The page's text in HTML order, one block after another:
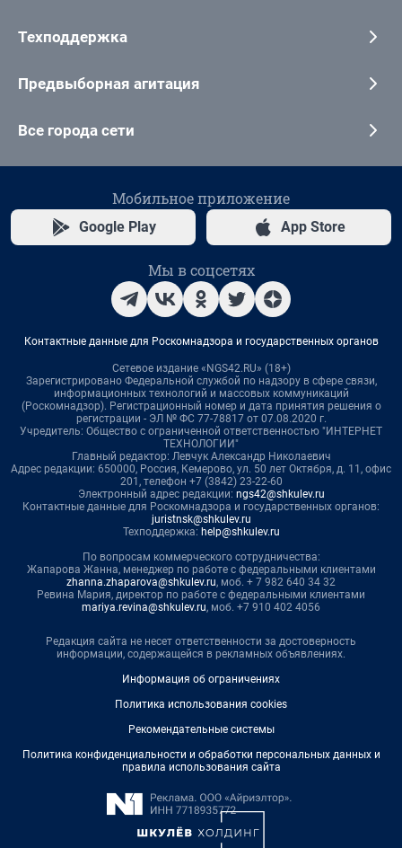
Техподдержка
Предвыборная агитация
Все города сети
Мобильное приложение
Google Play App Store
Мы в соцсетях
Контактные данные для Роскомнадзора и государственных органов
Сетевое издание «NGS42.RU» (18+)
Зарегистрировано Федеральной службой по надзору в сфере связи,
информационных технологий и массовых коммуникаций
(Роскомнадзор). Регистрационный номер и дата принятия решения о
регистрации - ЭЛ № ФС 77-78817 от 07.08.2020 г.
Учредитель: Общество с ограниченной ответственностью "ИНТЕРНЕТ
ТЕХНОЛОГИИ"
Главный редактор: Левчук Александр Николаевич
Адрес редакции: 650000, Россия, Кемерово, ул. 50 лет Октября, д. 11, офис
201, телефон +7 (3842) 23-22-60
Электронный адрес редакции: ngs42@shkulev.ru
Контактные данные для Роскомнадзора и государственных органов:
juristnsk@shkulev.ru
Техподдержка: help@shkulev.ru
По вопросам коммерческого сотрудничества:
Жапарова Жанна, менеджер по работе с федеральными клиентами
zhanna.zhaparova@shkulev.ru, моб. + 7 982 640 34 32
Ревина Мария, директор по работе с федеральными клиентами
mariya.revina@shkulev.ru, моб. +7 910 402 4056
Редакция сайта не несет ответственности за достоверность
информации, содержащейся в рекламных объявлениях.
Информация об ограничениях
Политика использования cookies
Рекомендательные системы
Политика конфиденциальности и обработки персональных данных и
правила использования сайта